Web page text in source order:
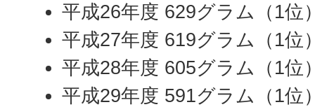
平成26年度 629グラム（1位
平成27年度 619グラム（1位
平成28年度 605グラム（1位
平成29年度 591グラム（1位